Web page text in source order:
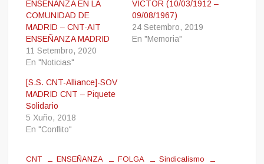
ENSEÑANZA EN LA
COMUNIDAD DE
MADRID – CNT-AIT
ENSEÑANZA MADRID
11 Setembro, 2020
En "Noticias"
VICTOR (10/03/1912 –
09/08/1967)
24 Setembro, 2019
En "Memoria"
[S.S. CNT-Alliance]-SOV
MADRID CNT – Piquete
Solidario
5 Xuño, 2018
En "Conflito"
CNT ENSEÑANZA FOLGA
Sindicalismo